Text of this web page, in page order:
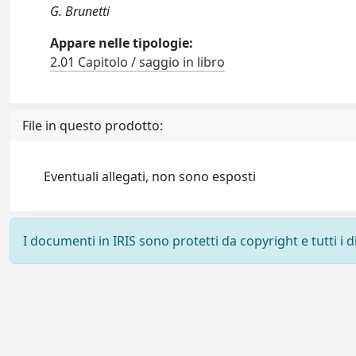
G. Brunetti
Appare nelle tipologie:
2.01 Capitolo / saggio in libro
File in questo prodotto:
Eventuali allegati, non sono esposti
I documenti in IRIS sono protetti da copyright e tutti i